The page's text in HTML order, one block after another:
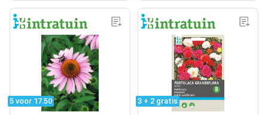
5 voor 17.50 3 + 2 gratis